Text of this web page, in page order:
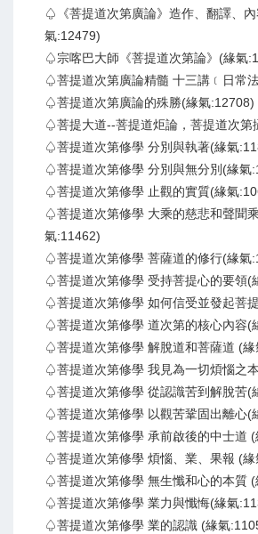
♤《菩提道次第廣論》造作、翻譯、
氣:12479)
♤宗喀巴大師《菩提道次第論》(緣氣
♤菩提道次第廣論精髓 十三講﹝日常
♤菩提道次第廣論的殊勝(緣氣:12708)
♤菩提大道--菩提道炬論，菩提道次第
♤菩提道次第修學 分別與執著(緣氣
♤菩提道次第修學 分別與無分別(緣氣
♤菩提道次第修學 止觀的實質(緣氣
♤菩提道次第修學 大乘的慈悲和聲聞
氣:11462)
♤菩提道次第修學 菩薩道的修行(緣氣
♤菩提道次第修學 受持菩提心的要領(
♤菩提道次第修學 如何信受並發起菩
♤菩提道次第修學 道次第的核心內容(
♤菩提道次第修學 解脫道和菩薩道 (
♤菩提道次第修學 我見為一切煩惱之
♤菩提道次第修學 從認識苦到解脫苦(
♤菩提道次第修學 以觀苦鞏固出離心(
♤菩提道次第修學 承前啟後的中士道
♤菩提道次第修學 煩惱、業、果報 (
♤菩提道次第修學 無生懺和心的本質
♤菩提道次第修學 業力與懺悔(緣氣
♤菩提道次第修學 業的認識 (緣氣